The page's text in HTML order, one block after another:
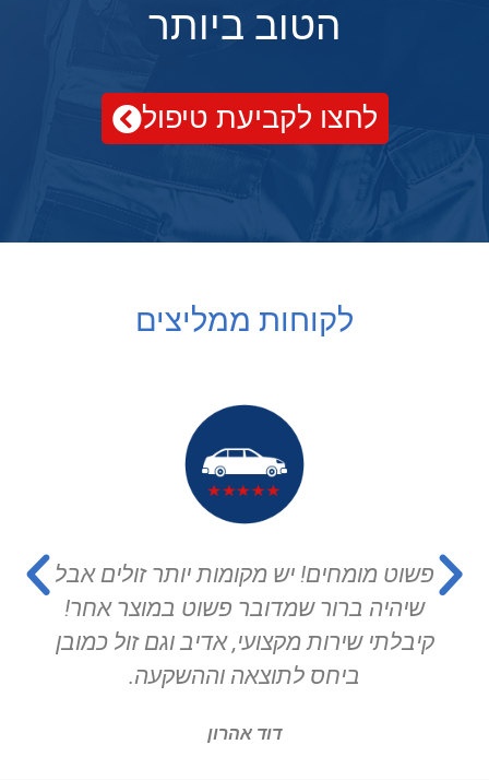
הטוב ביותר
לחצו לקביעת טיפול
לקוחות ממליצים
פשוט מומחים! יש מקומות יותר זולים אבל
שיהיה ברור שמדובר פשוט במוצר אחר!
קיבלתי שירות מקצועי, אדיב וגם זול כמובן
ביחס לתוצאה וההשקעה.
דוד אהרון